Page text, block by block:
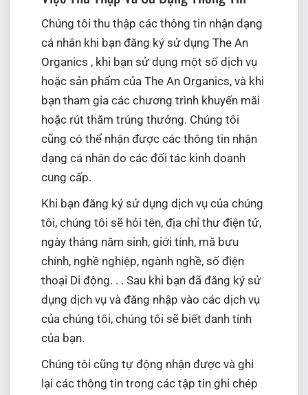
Chúng tôi thu thập các thông tin nhận dạng
cá nhân khi bạn đăng ký sử dụng The An
Organics , khi bạn sử dụng một số dịch vụ
hoặc sản phẩm của The An Organics, và khi
bạn tham gia các chương trình khuyến măi
hoặc rút thăm trúng thưởng. Chúng tôi
cũng có thể nhận được các thông tin nhận
dạng cá nhân do các đối tác kinh doanh
cung cấp.
Khi bạn đăng ký sử dụng dịch vụ của chúng
tôi, chúng tôi sẽ hỏi tên, địa chỉ thư điện tử,
ngày tháng năm sinh, giới tính, mă bưu
chính, nghề nghiệp, ngành nghề, số điện
thoại Di động. . . Sau khi bạn đã đăng ký sử
dụng dịch vụ và đăng nhập vào các dịch vụ
của chúng tôi, chúng tôi sẽ biết danh tính
của bạn.
Chúng tôi cũng tự động nhận được và ghi
lại các thông tin trong các tập tin ghi chép